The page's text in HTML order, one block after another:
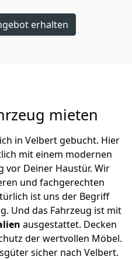
erhalten
mieten
in Velbert gebucht. Hier
mit einem modernen
vor Deiner Haustür. Wir
und fachgerechten
ist uns der Begriff
Und das Fahrzeug ist mit
ausgestattet. Decken
der wertvollen Möbel.
sicher nach Velbert.